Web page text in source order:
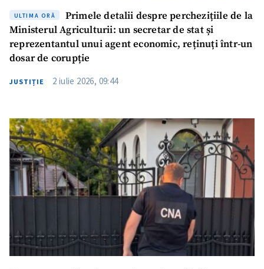
ULTIMA ORĂ
Primele detalii despre perchezițiile de la
Ministerul Agriculturii: un secretar de stat și
reprezentantul unui agent economic, reținuți într-un
dosar de corupție
JUSTIȚIE 2 iulie 2026, 09:44